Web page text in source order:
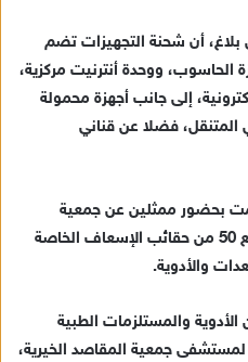
أن شحنة التجهيزات تضم
الحاسوب، ووحدة أنترنيت مركزية،
إلى جانب أجهزة محمولة
المتنقل، فضلا عن قناني
بحضور ممثلين عن جمعية
مستشفيات القدس الشرقية، توزيع 50 من حقائب الإسعاف الخاصة
والمستلزمات الطبية
جمعية المقاصد الخيرية،